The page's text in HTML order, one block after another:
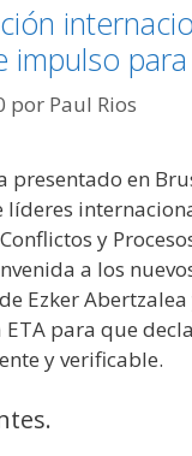
impulso
por Paul Rios
presentado en
líderes
y
a los
Ezker Abertzalea
para que
y verificable.